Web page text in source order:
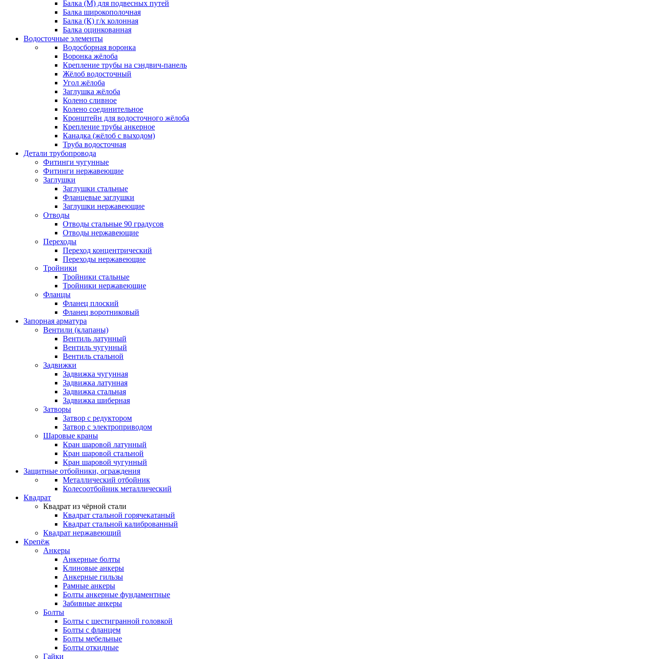
Балка (М) для подвесных путей
Балка широкополочная
Балка (К) г/к колонная
Балка оцинкованная
Водосточные элементы
Водосборная воронка
Воронка жёлоба
Крепление трубы на сэндвич-панель
Жёлоб водосточный
Угол жёлоба
Заглушка жёлоба
Колено сливное
Колено соединительное
Кронштейн для водосточного жёлоба
Крепление трубы анкерное
Канадка (жёлоб с выходом)
Труба водосточная
Детали трубопровода
Фитинги чугунные
Фитинги нержавеющие
Заглушки
Заглушки стальные
Фланцевые заглушки
Заглушки нержавеющие
Отводы
Отводы стальные 90 градусов
Отводы нержавеющие
Переходы
Переход концентрический
Переходы нержавеющие
Тройники
Тройники стальные
Тройники нержавеющие
Фланцы
Фланец плоский
Фланец воротниковый
Запорная арматура
Вентили (клапаны)
Вентиль латунный
Вентиль чугунный
Вентиль стальной
Задвижки
Задвижка чугунная
Задвижка латунная
Задвижка стальная
Задвижка шиберная
Затворы
Затвор с редуктором
Затвор с электроприводом
Шаровые краны
Кран шаровой латунный
Кран шаровой стальной
Кран шаровой чугунный
Защитные отбойники, ограждения
Металлический отбойник
Колесоотбойник металлический
Квадрат
Квадрат из чёрной стали
Квадрат стальной горячекатаный
Квадрат стальной калиброванный
Квадрат нержавеющий
Крепёж
Анкеры
Анкерные болты
Клиновые анкеры
Анкерные гильзы
Рамные анкеры
Болты анкерные фундаментные
Забивные анкеры
Болты
Болты с шестигранной головкой
Болты с фланцем
Болты мебельные
Болты откидные
Гайки